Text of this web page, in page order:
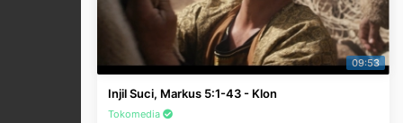
09:53
Injil Suci, Markus 5:1-43 - Klon
Tokomedia